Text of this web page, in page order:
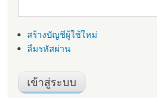
สร้างบัญชีผู้ใช้ใหม่
ลืมรหัสผ่าน